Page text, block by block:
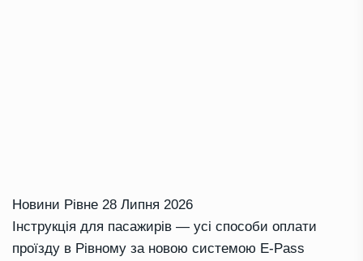
Новини Рівне 28 Липня 2026
Інструкція для пасажирів — усі способи оплати
проїзду в Рівному за новою системою E-Pass